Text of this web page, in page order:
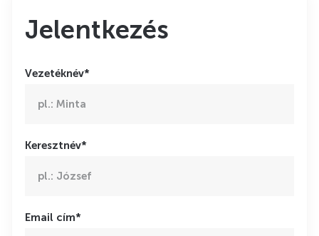
Jelentkezés
Vezetéknév*
Keresztnév*
Email cím*